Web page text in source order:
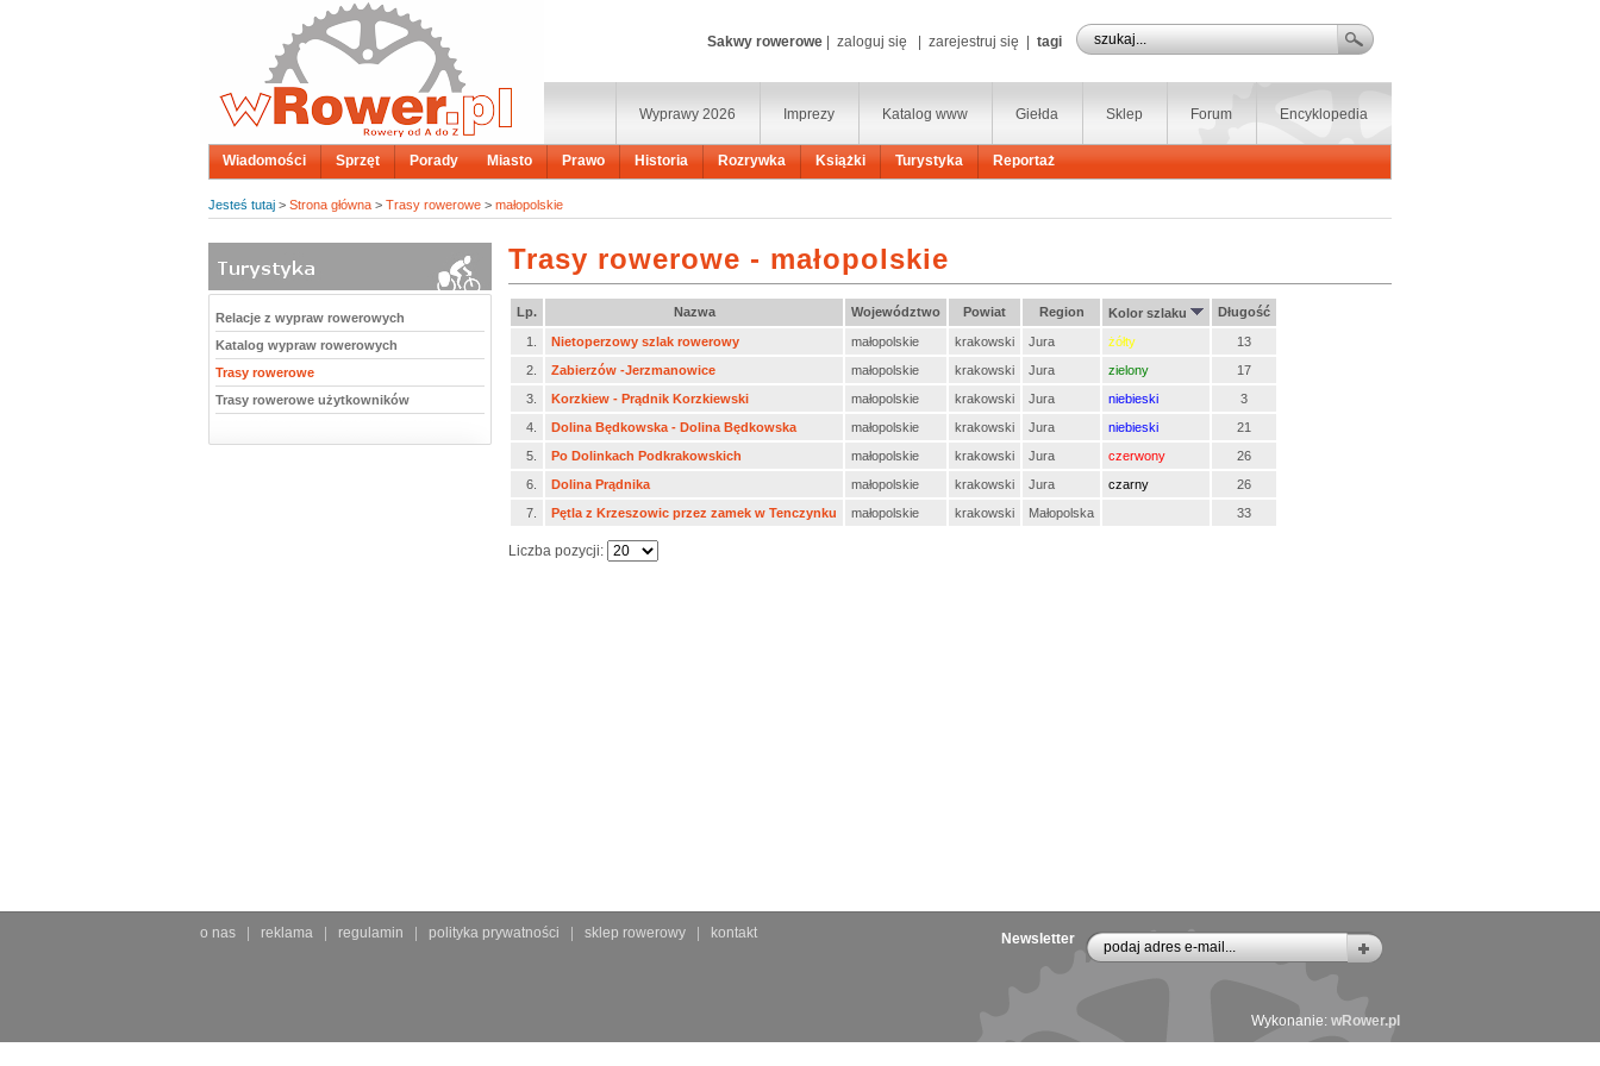
Sakwy rowerowe zaloguj się zarejestruj się tagi
Encyklopedia
Forum
Sklep
Giełda
Katalog www
Imprezy
Wyprawy 2026
Wiadomości Sprzęt Porady Miasto Prawo Historia Rozrywka Książki Turystyka Reportaż
Jesteś tutaj > Strona główna > Trasy rowerowe > małopolskie
Relacje z wypraw rowerowych
Katalog wypraw rowerowych
Trasy rowerowe
Trasy rowerowe użytkowników
Trasy rowerowe - małopolskie
Lp. Nazwa Województwo Powiat Region Kolor szlaku Długość
1. Nietoperzowy szlak rowerowy małopolskie krakowski Jura żółty
13
2.
Zabierzów -Jerzmanowice małopolskie krakowski Jura zielony
17
3.
Korzkiew - Prądnik Korzkiewski małopolskie krakowski Jura niebieski
3
4.
Dolina Będkowska - Dolina Będkowska małopolskie krakowski Jura niebieski
21
5.
Po Dolinkach Podkrakowskich małopolskie krakowski Jura czerwony
26
6.
Dolina Prądnika małopolskie krakowski Jura czarny
26
7.
Pętla z Krzeszowic przez zamek w Tenczynku małopolskie krakowski Małopolska 33
Liczba pozycji:
o nas reklama regulamin polityka prywatności sklep rowerowy kontakt Newsletter
Wykonanie: wRower.pl